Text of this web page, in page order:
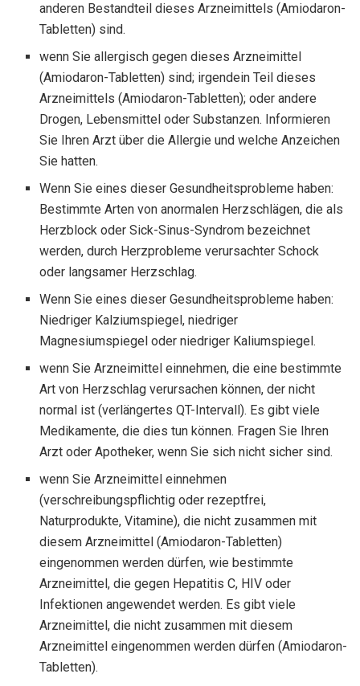
anderen Bestandteil dieses Arzneimittels (Amiodaron-
Tabletten) sind.
wenn Sie allergisch gegen dieses Arzneimittel
(Amiodaron-Tabletten) sind; irgendein Teil dieses
Arzneimittels (Amiodaron-Tabletten); oder andere
Drogen, Lebensmittel oder Substanzen. Informieren
Sie Ihren Arzt über die Allergie und welche Anzeichen
Sie hatten.
Wenn Sie eines dieser Gesundheitsprobleme haben:
Bestimmte Arten von anormalen Herzschlägen, die als
Herzblock oder Sick-Sinus-Syndrom bezeichnet
werden, durch Herzprobleme verursachter Schock
oder langsamer Herzschlag.
Wenn Sie eines dieser Gesundheitsprobleme haben:
Niedriger Kalziumspiegel, niedriger
Magnesiumspiegel oder niedriger Kaliumspiegel.
wenn Sie Arzneimittel einnehmen, die eine bestimmte
Art von Herzschlag verursachen können, der nicht
normal ist (verlängertes QT-Intervall). Es gibt viele
Medikamente, die dies tun können. Fragen Sie Ihren
Arzt oder Apotheker, wenn Sie sich nicht sicher sind.
wenn Sie Arzneimittel einnehmen
(verschreibungspflichtig oder rezeptfrei,
Naturprodukte, Vitamine), die nicht zusammen mit
diesem Arzneimittel (Amiodaron-Tabletten)
eingenommen werden dürfen, wie bestimmte
Arzneimittel, die gegen Hepatitis C, HIV oder
Infektionen angewendet werden. Es gibt viele
Arzneimittel, die nicht zusammen mit diesem
Arzneimittel eingenommen werden dürfen (Amiodaron-
Tabletten).